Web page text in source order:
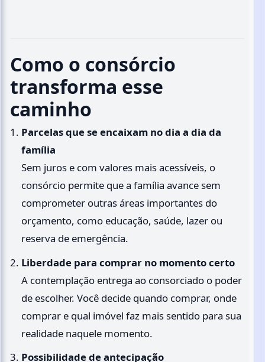
Como o consórcio
transforma esse
caminho
Parcelas que se encaixam no dia a dia da
família
Sem juros e com valores mais acessíveis, o
consórcio permite que a família avance sem
comprometer outras áreas importantes do
orçamento, como educação, saúde, lazer ou
reserva de emergência.
Liberdade para comprar no momento certo
A contemplação entrega ao consorciado o poder
de escolher. Você decide quando comprar, onde
comprar e qual imóvel faz mais sentido para sua
realidade naquele momento.
Possibilidade de antecipação